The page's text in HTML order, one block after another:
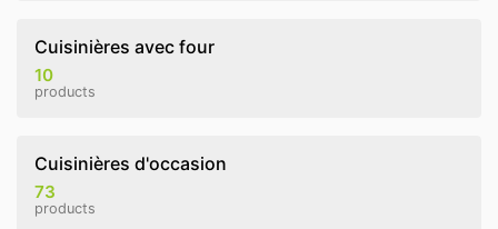
Cuisinières avec four
10
products
Cuisinières d'occasion
73
products